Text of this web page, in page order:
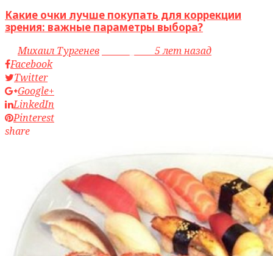
Какие очки лучше покупать для коррекции
зрения: важные параметры выбора?
byМихаил Тургенев
5 лет назад
Facebook
Twitter
Google+
LinkedIn
Pinterest
share